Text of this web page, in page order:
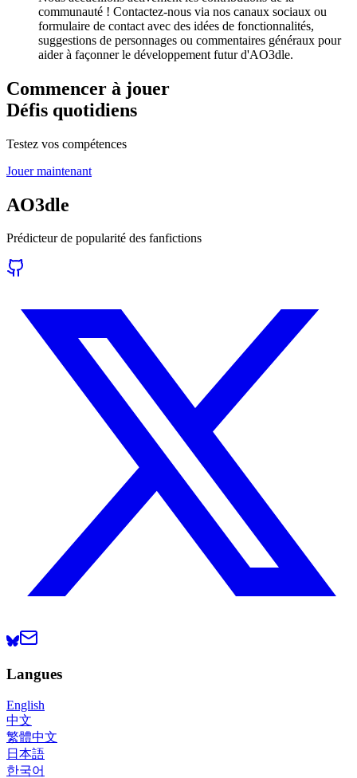
communauté ! Contactez-nous via nos canaux sociaux ou
formulaire de contact avec des idées de fonctionnalités,
suggestions de personnages ou commentaires généraux pour
aider à façonner le développement futur d'AO3dle.
Commencer à jouer
Défis quotidiens
Testez vos compétences
Jouer maintenant
AO3dle
Prédicteur de popularité des fanfictions
Langues
English
中文
繁體中文
日本語
한국어